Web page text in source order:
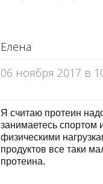
Елена
06 ноября 2017 в
Я считаю протеин
занимаетесь спортом
физическими
продуктов все таки
протеина.